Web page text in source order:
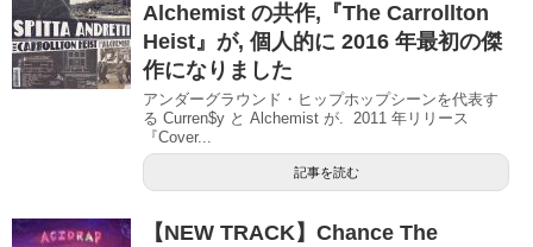
Alchemist の共作,『The Carrollton
Heist』が, 個人的に 2016 年最初の傑
作になりました
アンダーグラウンド・ヒップホップシーンを代表す
る Curren$y と Alchemist が. 2011 年リリース
『Cover...
記事を読む
【NEW TRACK】Chance The